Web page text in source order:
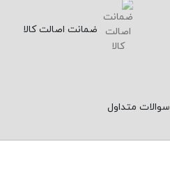
ضمانت اصالت کالا
سوالات متداول